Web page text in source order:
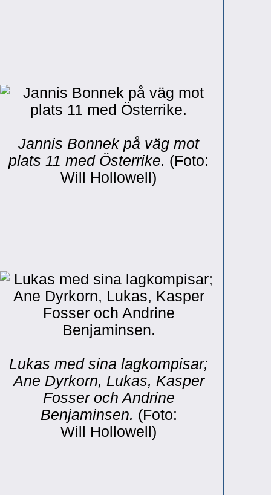
Jannis Bonnek på väg mot
plats 11 med Österrike. (Foto:
Will Hollowell)
Lukas med sina lagkompisar;
Ane Dyrkorn, Lukas, Kasper
Fosser och Andrine
Benjaminsen. (Foto:
Will Hollowell)